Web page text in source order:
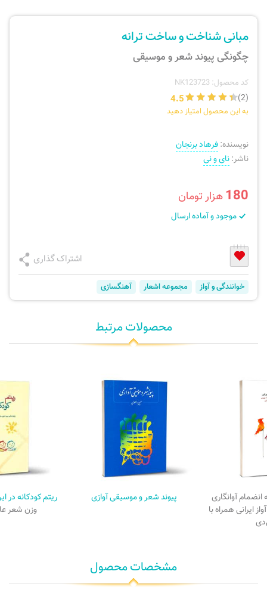
نی، فلوت، سازهای بادی
ارسال سفارش
مبانی شناخت و ساخت ترانه
چگونگی پیوند شعر و موسیقی
کد محصول: NK123723
(2)
4.5
به این محصول امتیاز دهید
نویسنده:فرهاد برنجان
ناشر:نای و نی
180هزار تومان
موجود و آماده ارسال
اشتراک گذاری
خوانندگی و آواز مجموعه اشعار آهنگسازی
محصولات مرتبط
انضمام آوانگاری
ایرانی همراه با
پیوند شعر و موسیقی آوازی
ریتم کودکانه در
وزن شعر
مشخصات محصول